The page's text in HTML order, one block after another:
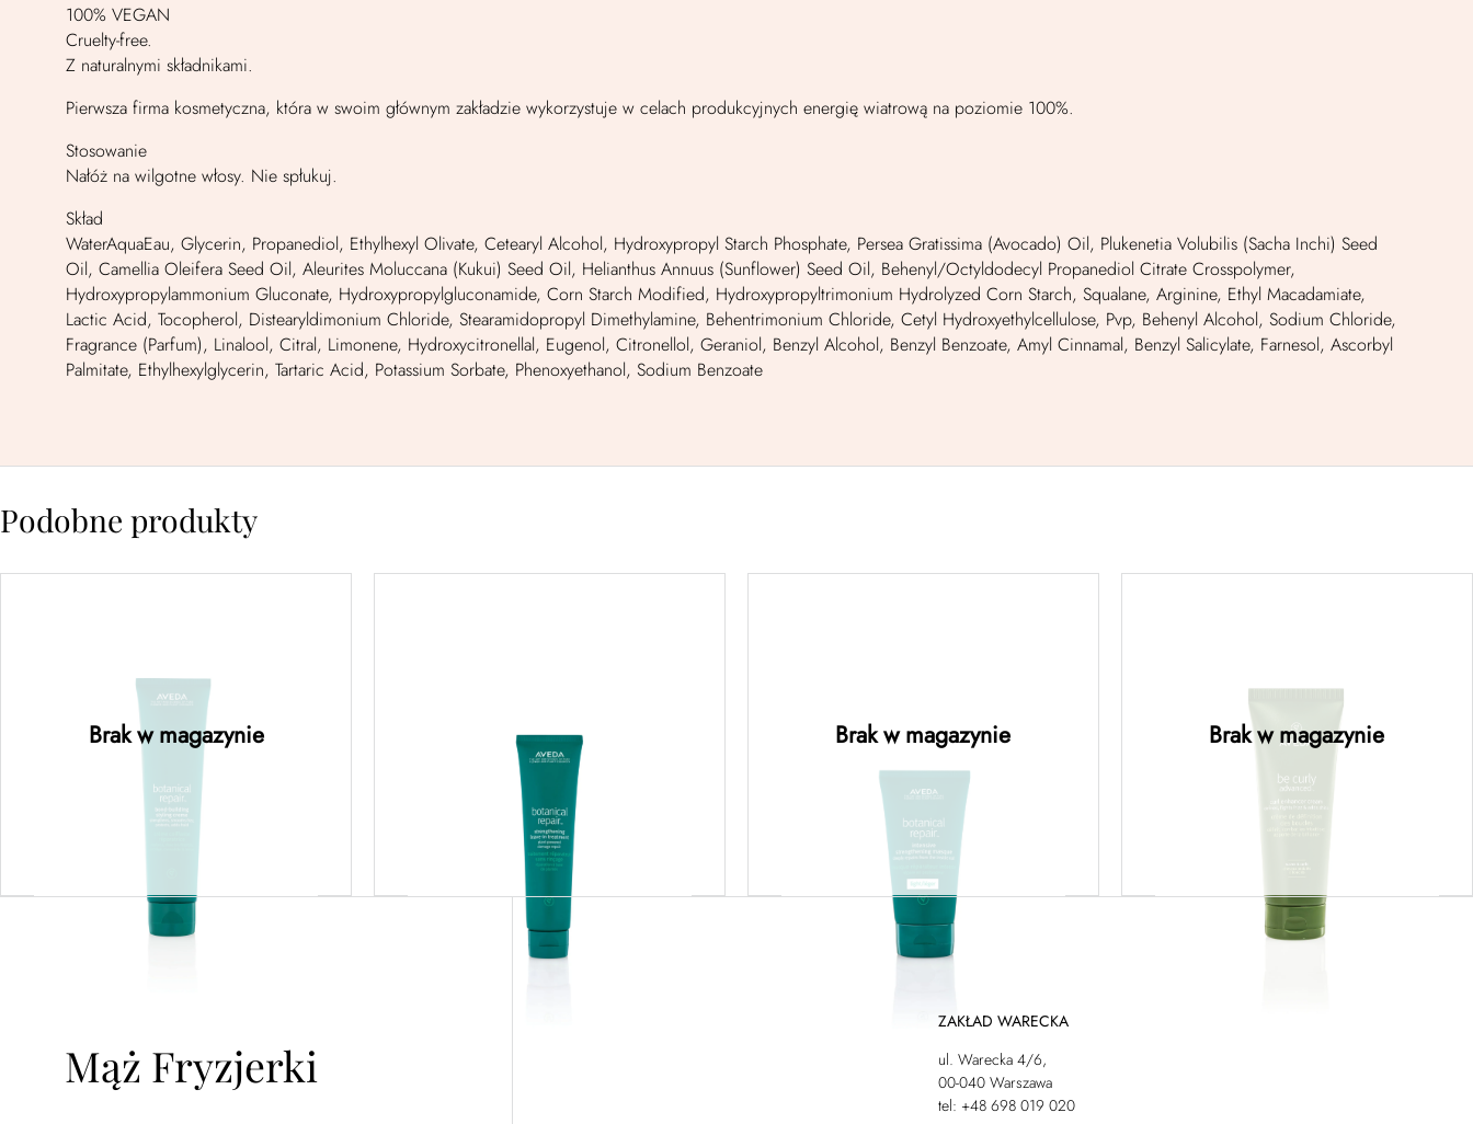
100% VEGAN
Cruelty-free.
Z naturalnymi składnikami.
Pierwsza firma kosmetyczna, która w swoim głównym zakładzie wykorzystuje w celach produkcyjnych energię wiatrową na poziomie 100%.
Stosowanie
Nałóż na wilgotne włosy. Nie spłukuj.
Skład
WaterAquaEau, Glycerin, Propanediol, Ethylhexyl Olivate, Cetearyl Alcohol, Hydroxypropyl Starch Phosphate, Persea Gratissima (Avocado) Oil, Plukenetia Volubilis (Sacha Inchi) Seed
Oil, Camellia Oleifera Seed Oil, Aleurites Moluccana (Kukui) Seed Oil, Helianthus Annuus (Sunflower) Seed Oil, Behenyl/Octyldodecyl Propanediol Citrate Crosspolymer,
Hydroxypropylammonium Gluconate, Hydroxypropylgluconamide, Corn Starch Modified, Hydroxypropyltrimonium Hydrolyzed Corn Starch, Squalane, Arginine, Ethyl Macadamiate,
Lactic Acid, Tocopherol, Distearyldimonium Chloride, Stearamidopropyl Dimethylamine, Behentrimonium Chloride, Cetyl Hydroxyethylcellulose, Pvp, Behenyl Alcohol, Sodium Chloride,
Fragrance (Parfum), Linalool, Citral, Limonene, Hydroxycitronellal, Eugenol, Citronellol, Geraniol, Benzyl Alcohol, Benzyl Benzoate, Amyl Cinnamal, Benzyl Salicylate, Farnesol, Ascorbyl
Palmitate, Ethylhexylglycerin, Tartaric Acid, Potassium Sorbate, Phenoxyethanol, Sodium Benzoate
Podobne produkty
regenerujący krem do
stylizacji 150ML
Dowiedz się więcej
Brak w magazynie
100ML
Dowiedz się więcej
regenerująca maska o
lekkiej formule 150ML
Dowiedz się więcej
Brak w magazynie
stylizacji podkreślający
fale 200ML
Brak w magazynie
Mąż Fryzjerki
ZAKŁAD WARECKA
ul. Warecka 4/6,
00-040 Warszawa
tel: +48 698 019 020